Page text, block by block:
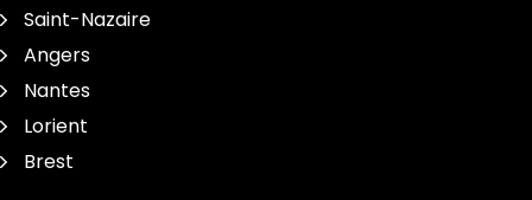
Saint-Nazaire
Angers
Nantes
Lorient
Brest